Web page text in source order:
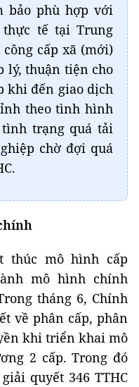
bảo phù hợp với
tế tại Trung
cấp xã (mới)
lý, thuận tiện cho
khi đến giao dịch
theo tình hình
trạng quá tải
chờ đợi quá
thúc mô hình cấp
mô hình chính
tháng 6, Chính
về phân cấp, phân
khi triển khai mô
2 cấp. Trong đó
quyết 346 TTHC